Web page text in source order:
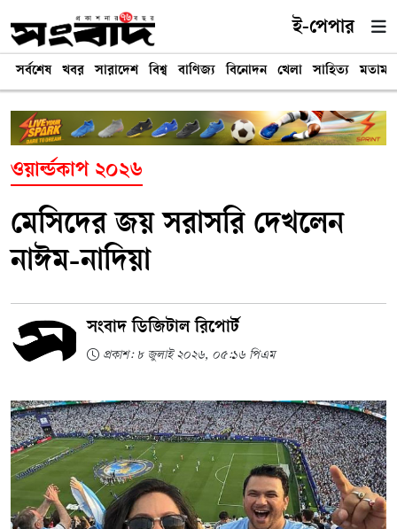
ই-পেপার
সর্বশেষ খবর সারাদেশ বিশ্ব বাণিজ্য বিনোদন খেলা সাহিত্য মতামত
ওয়ার্ল্ডকাপ ২০২৬
মেসিদের জয় সরাসরি দেখলেন
নাঈম-নাদিয়া
সংবাদ ডিজিটাল রিপোর্ট
প্রকাশ: ৮ জুলাই ২০২৬, ০৫:১৬ পিএম